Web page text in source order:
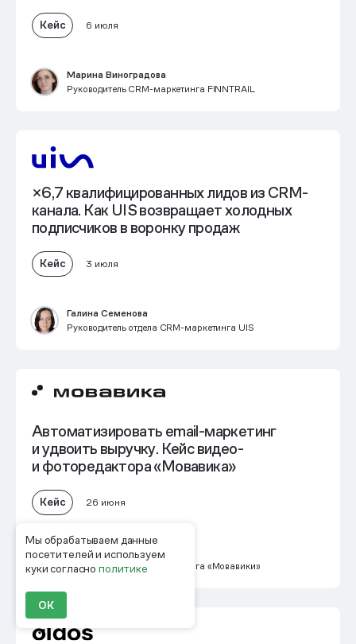
Мы обрабатываем данные
посетителей и используем
куки согласнополитике
ОК
Кейс 6 июля
Марина Виноградова
Руководитель CRM-маркетинга FINNTRAIL
×6,7 квалифицированных лидов из CRM-
канала. Как UIS возвращает холодных
подписчиков в воронку продаж
Кейс 3 июля
Галина Семенова
Руководитель отдела CRM-маркетинга UIS
Автоматизировать email-маркетинг
иудвоить выручку. Кейс видео-
и фоторедактора «Мовавика»
Кейс 26 июня
Юлия Туркина
Руководитель CRM-маркетинга «Мовавики»